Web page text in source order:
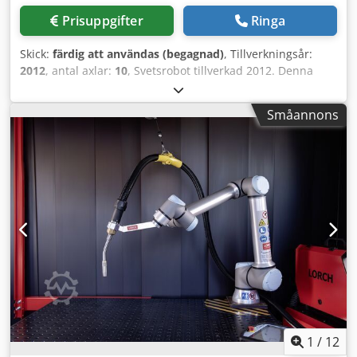
Prisuppgifter Ringa
Skick: färdig att användas (begagnad), Tillverkningsår:
2012, antal axlar: 10, Svetsrobot tillverkad 2012. Denna
CLOOS C50-svetscell är utrustad med en QRC 350-
robotmodell och inkluderar en Qineo Pulse 450-
svetsströmkälla. Systemet är utrustat med en linjär
spåraxelkonfiguration, en mekanisk rengöringsstation för
svetsbrännaren och komponenter för två stationer. Det har
även ett skyddande säkerhetsstaket och roterbara
arbetsstyckspositionerare. Om du är ute efter
högkvalitativa svetsfunktioner bör du överväga svetscellen
CLOOS C50 som vi har till salu. Kontakta oss för mer
information. - Robotmodell: QRC 350 (girOX QRC 350)-
Styrversion: QC6- Svetsströmkälla: Qineo Pulse 450 (CAN)-
Strömförsörjning: 400 V / växelström, 3-fas, 50 Hz-
Ansluten belastning: 12 kVA (systemdatabladet anger en
maximal systembelastningskapacitet på 45 kVA)- Säkring
krävs: 25 A (systemkretsen specificerar max 63 A)-
Styrskåpets mått: 800 mm x 1900 mm x 600 mm-
Småannons
1 / 12